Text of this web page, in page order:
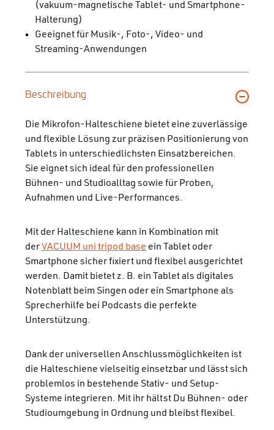
(vakuum-magnetische Tablet- und Smartphone-
Halterung)
Geeignet für Musik-, Foto-, Video- und
Streaming-Anwendungen
Beschreibung
Die Mikrofon-Halteschiene bietet eine zuverlässige
und flexible Lösung zur präzisen Positionierung von
Tablets in unterschiedlichsten Einsatzbereichen.
Sie eignet sich ideal für den professionellen
Bühnen- und Studioalltag sowie für Proben,
Aufnahmen und Live-Performances.
Mit der Halteschiene kann in Kombination mit
derVACUUM uni tripod base ein Tablet oder
Smartphone sicher fixiert und flexibel ausgerichtet
werden. Damit bietet z. B. ein Tablet als digitales
Notenblatt beim Singen oder ein Smartphone als
Sprecherhilfe bei Podcasts die perfekte
Unterstützung.
Dank der universellen Anschlussmöglichkeiten ist
die Halteschiene vielseitig einsetzbar und lässt sich
problemlos in bestehende Stativ- und Setup-
Systeme integrieren. Mit ihr hältst Du Bühnen- oder
Studioumgebung in Ordnung und bleibst flexibel.